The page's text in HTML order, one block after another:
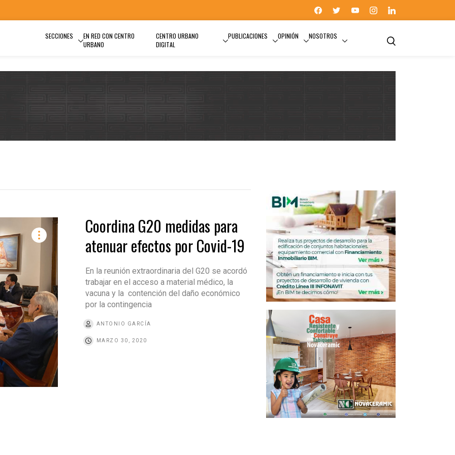
SECCIONES
EN RED CON CENTRO
URBANO
CENTRO URBANO
DIGITAL
PUBLICACIONES OPINIÓN NOSOTROS
Coordina G20 medidas para
atenuar efectos por Covid-19
En la reunión extraordinaria del G20 se acordó
trabajar en el acceso a material médico, la
vacuna y la contención del daño económico
por la contingencia
ANTONIO GARCÍA
MARZO 30, 2020
REUNIÓN